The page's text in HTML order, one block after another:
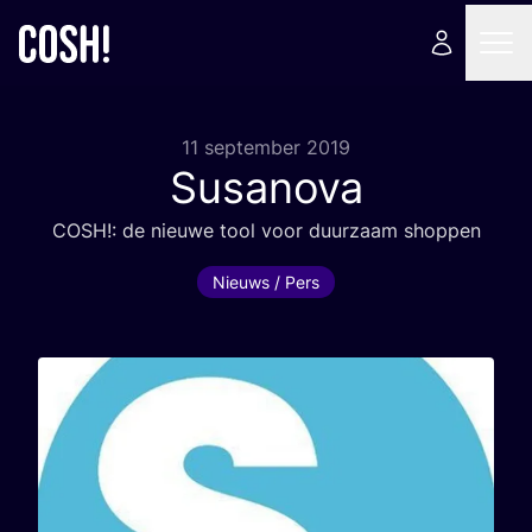
11 september 2019
Susanova
COSH!: de nieu­we tool voor duur­zaam shoppen
Nieuws / Pers